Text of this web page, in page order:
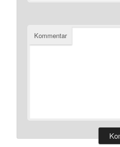
Kommentar